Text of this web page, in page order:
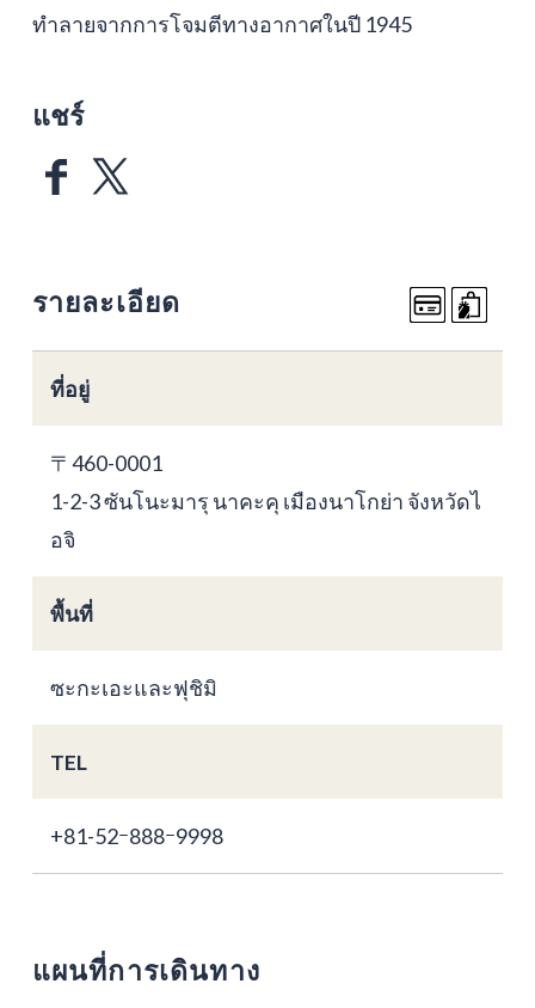
ทำลายจากการโจมตีทางอากาศในปี 1945
แชร์
รายละเอียด
ที่อยู่
〒460-0001
1-2-3 ซันโนะมารุ นาคะคุ เมืองนาโกย่า จังหวัดไ
อจิ
พื้นที่
ซะกะเอะและฟุชิมิ
TEL
+81-52ｰ888ｰ9998
แผนที่การเดินทาง